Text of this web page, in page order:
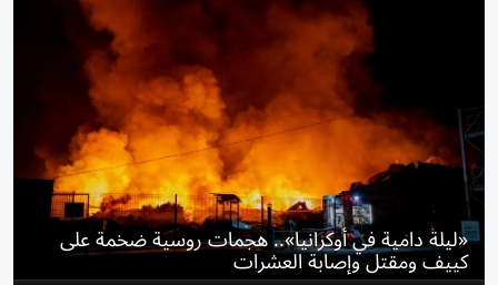
«ليلة دامية في أوكرانيا».. هجمات روسية ضخمة على
كييف ومقتل وإصابة العشرات